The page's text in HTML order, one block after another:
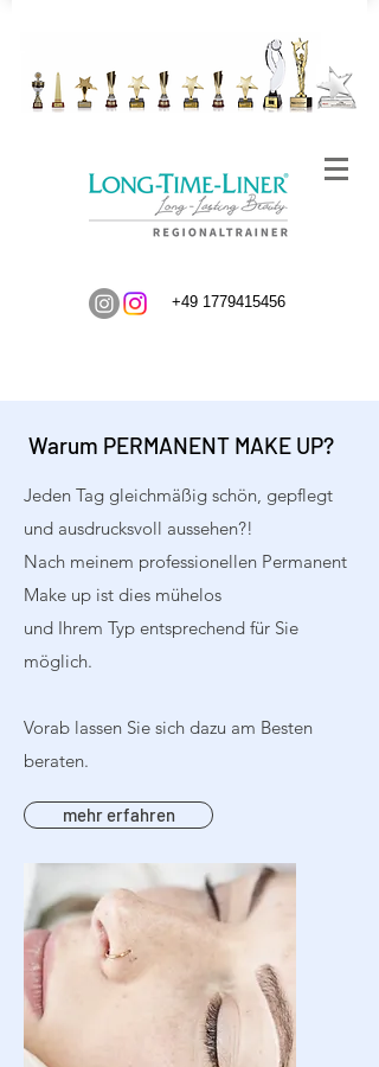
+49 1779415456
Warum PERMANENT MAKE UP?
Jeden Tag gleichmäßig schön, gepflegt
und ausdrucksvoll aussehen?!
Nach meinem professionellen Permanent
Make up ist dies mühelos
und Ihrem Typ entsprechend für Sie
möglich.
Vorab lassen Sie sich dazu am Besten
beraten.
mehr erfahren